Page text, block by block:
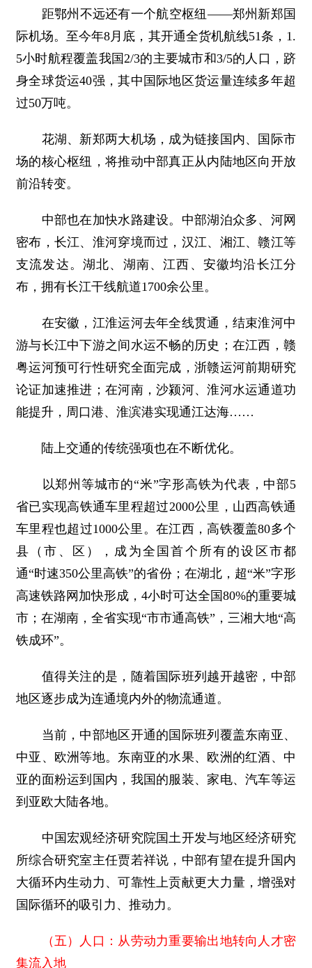
距鄂州不远还有一个航空枢纽——郑州新郑国
际机场。至今年8月底，其开通全货机航线51条，1.
5小时航程覆盖我国2/3的主要城市和3/5的人口，跻
身全球货运40强，其中国际地区货运量连续多年超
过50万吨。
花湖、新郑两大机场，成为链接国内、国际市
场的核心枢纽，将推动中部真正从内陆地区向开放
前沿转变。
中部也在加快水路建设。中部湖泊众多、河网
密布，长江、淮河穿境而过，汉江、湘江、赣江等
支流发达。湖北、湖南、江西、安徽均沿长江分
布，拥有长江干线航道1700余公里。
在安徽，江淮运河去年全线贯通，结束淮河中
游与长江中下游之间水运不畅的历史；在江西，赣
粤运河预可行性研究全面完成，浙赣运河前期研究
论证加速推进；在河南，沙颍河、淮河水运通道功
能提升，周口港、淮滨港实现通江达海……
陆上交通的传统强项也在不断优化。
以郑州等城市的“米”字形高铁为代表，中部5
省已实现高铁通车里程超过2000公里，山西高铁通
车里程也超过1000公里。在江西，高铁覆盖80多个
县（市、区），成为全国首个所有的设区市都
通“时速350公里高铁”的省份；在湖北，超“米”字形
高速铁路网加快形成，4小时可达全国80%的重要城
市；在湖南，全省实现“市市通高铁”，三湘大地“高
铁成环”。
值得关注的是，随着国际班列越开越密，中部
地区逐步成为连通境内外的物流通道。
当前，中部地区开通的国际班列覆盖东南亚、
中亚、欧洲等地。东南亚的水果、欧洲的红酒、中
亚的面粉运到国内，我国的服装、家电、汽车等运
到亚欧大陆各地。
中国宏观经济研究院国土开发与地区经济研究
所综合研究室主任贾若祥说，中部有望在提升国内
大循环内生动力、可靠性上贡献更大力量，增强对
国际循环的吸引力、推动力。
（五）人口：从劳动力重要输出地转向人才密
集流入地